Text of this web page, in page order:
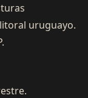
uruguayo.